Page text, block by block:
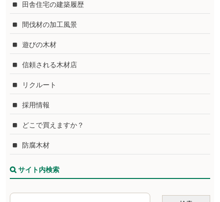
田舎住宅の建築履歴
間伐材の加工風景
遊びの木材
信頼される木材店
リクルート
採用情報
どこで買えますか？
防腐木材
サイト内検索